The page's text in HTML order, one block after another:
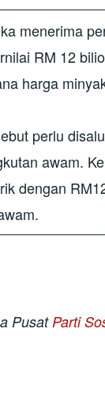
menerima
RM 12
harga
perlu
awam.
dengan
PusatParti